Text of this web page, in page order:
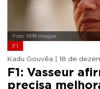
Foto: XPB Images
F1
Kadu Gouvêa | 18 de
F1: Vasseur
precisa